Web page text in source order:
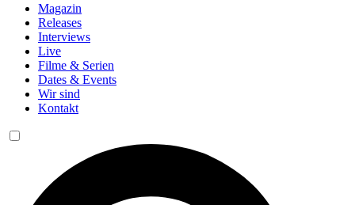
Magazin
Releases
Interviews
Live
Filme & Serien
Dates & Events
Wir sind
Kontakt